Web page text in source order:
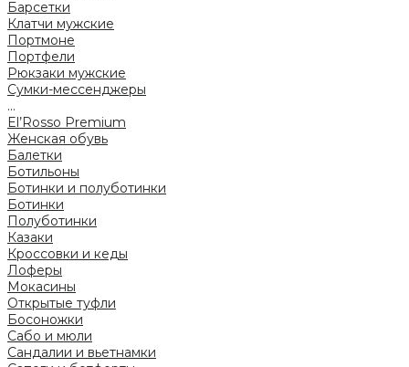
Барсетки
Клатчи мужские
Портмоне
Портфели
Рюкзаки мужские
Сумки-мессенджеры
...
El’Rosso Premium
Женская обувь
Балетки
Ботильоны
Ботинки и полуботинки
Ботинки
Полуботинки
Казаки
Кроссовки и кеды
Лоферы
Мокасины
Открытые туфли
Босоножки
Сабо и мюли
Сандалии и вьетнамки